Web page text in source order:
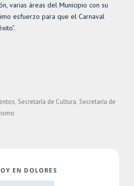
varias áreas del Municipio con su
esfuerzo para que el Carnaval
Secretaría de Cultura Secretaría de